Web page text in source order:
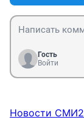
Гость
Войти
Новости СМИ2